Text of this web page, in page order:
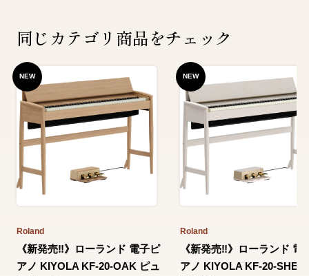
同じカテゴリ商品をチェック
NEW
Roland
《新発売‼️》ローランド 電子ピ
アノ KIYOLA KF-20-OAK ピュ
NEW
Roland
《新発売‼️》ローランド 電
アノ KIYOLA KF-20-